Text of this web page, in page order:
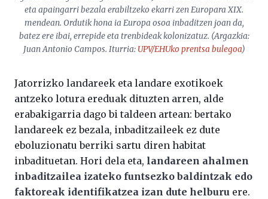
eta apaingarri bezala erabiltzeko ekarri zen Europara XIX.
mendean. Ordutik hona ia Europa osoa inbaditzen joan da,
batez ere ibai, errepide eta trenbideak kolonizatuz. (Argazkia:
Juan Antonio Campos. Iturria: UPV/EHUko prentsa bulegoa)
Jatorrizko landareek eta landare exotikoek
antzeko lotura ereduak dituzten arren, alde
erabakigarria dago bi taldeen artean: bertako
landareek ez bezala, inbaditzaileek ez dute
eboluzionatu berriki sartu diren habitat
inbadituetan. Hori dela eta, landareen ahalmen
inbaditzailea izateko funtsezko baldintzak edo
faktoreak identifikatzea izan dute helburu ere.